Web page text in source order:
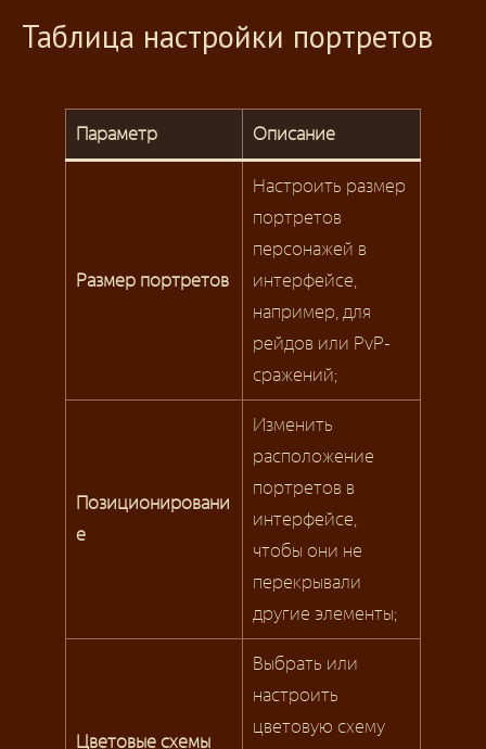
Таблица настройки портретов
Параметр Описание
Размер портретов
Настроить размер
портретов
персонажей в
интерфейсе,
например, для
рейдов или PvP-
сражений;
Позиционировани
е
Изменить
расположение
портретов в
интерфейсе,
чтобы они не
перекрывали
другие элементы;
Цветовые схемы
Выбрать или
настроить
цветовую схему